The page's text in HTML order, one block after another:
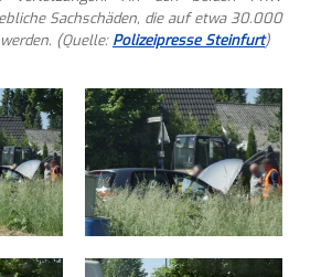
Sachschäden, die auf etwa 30.000
(Quelle: Polizeipresse Steinfurt)